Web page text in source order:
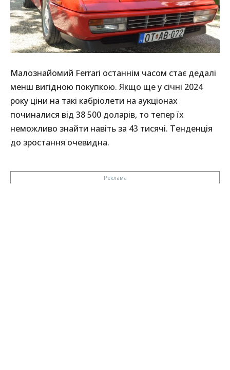
Малознайомий Ferrari останнім часом стає дедалі
менш вигідною покупкою. Якщо ще у січні 2024
року ціни на такі кабріолети на аукціонах
починалися від 38 500 доларів, то тепер їх
неможливо знайти навіть за 43 тисячі. Тенденція
до зростання очевидна.